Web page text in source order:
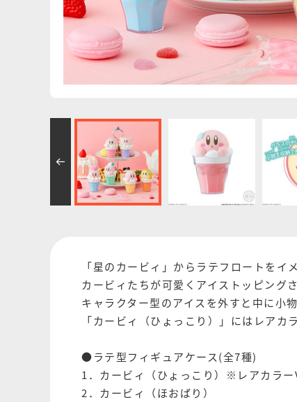
「星のカービィ」からラテフロートをイ
カービィたちが可愛くアイストッピング
キャラクター型のアイスを外すと中に小
「カービィ（ひょっこり）」にはレアカ
●ラテ型フィギュアケース(全7種)
1．カービィ（ひょっこり）※レアカラー
2．カービィ（ほおばり）